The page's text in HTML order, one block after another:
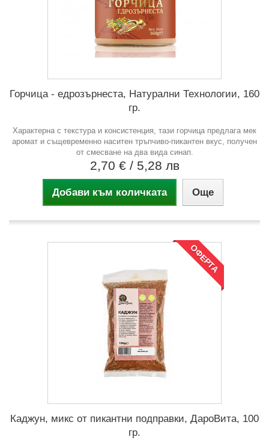
Горчица - едрозърнеста, Натурални Технологии, 160
гр.
Характерна с текстура и консистенция, тази горчица предлага мек
аромат и същевременно наситен тръпчиво-пикантен вкус, получен
от смесване на два вида синап.
2,70 € / 5,28 лв
Добави към количката Още
ОФЕРТА
Каджун, микс от пикантни подправки, ДароВита, 100
гр.